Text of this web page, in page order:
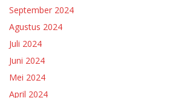
September 2024
Agustus 2024
Juli 2024
Juni 2024
Mei 2024
April 2024